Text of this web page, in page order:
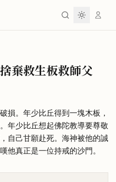
棄救生板救師父
損。年少比丘得到一塊木板，
年少比丘想起佛陀教導要尊敬
自己甘願赴死。海神被他的誠
他真正是一位持戒的沙門。